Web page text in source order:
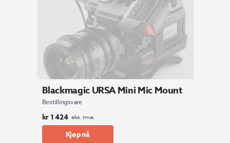
Blackmagic URSA Mini Mic Mount
Bestillingsvare
kr1 424 eks. mva.
Kjøp nå